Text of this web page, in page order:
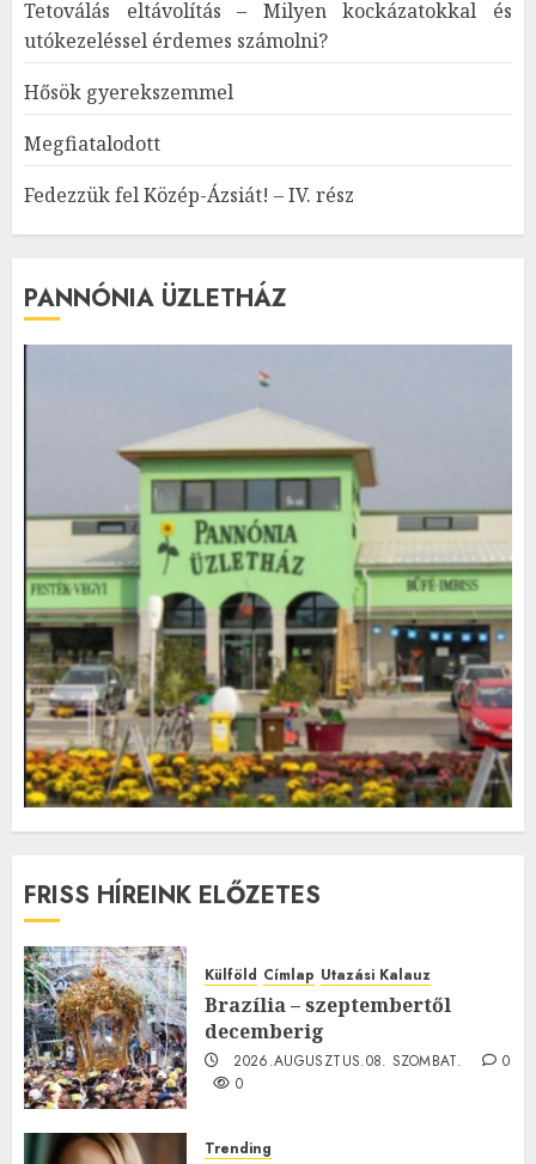
Tetoválás eltávolítás – Milyen kockázatokkal és
utókezeléssel érdemes számolni?
Hősök gyerekszemmel
Megfiatalodott
Fedezzük fel Közép-Ázsiát! – IV. rész
PANNÓNIA ÜZLETHÁZ
FRISS HÍREINK ELŐZETES
Külföld Címlap Utazási Kalauz
Brazília – szeptembertől
decemberig
2026.AUGUSZTUS.08. SZOMBAT.
0
0
Trending